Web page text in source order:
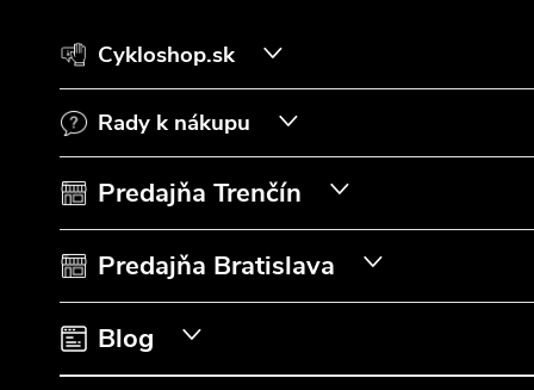
Cykloshop.sk
Rady k nákupu
Predajňa Trenčín
Predajňa Bratislava
Blog